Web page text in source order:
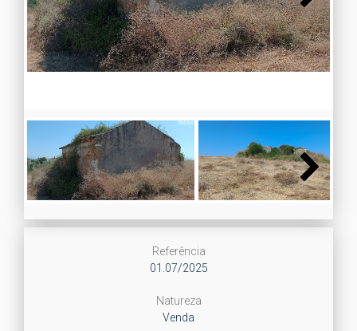
Next
Next
Referência
01.07/2025
Natureza
Venda